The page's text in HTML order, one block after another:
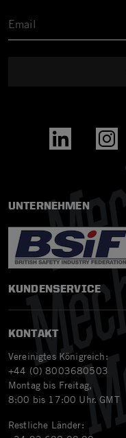
UNTERNEHMEN
KUNDENSERVICE
KONTAKT
Vereinigtes Königreich:
+44 (0) 8003680503
Montag bis Freitag,
8:00 bis 17:00 Uhr. GMT
Restliche Länder: